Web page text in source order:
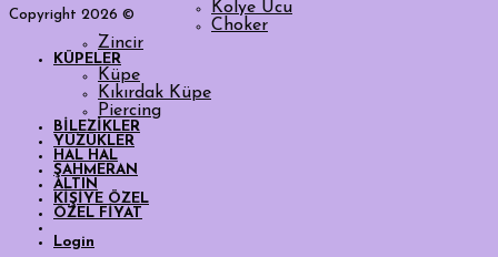
Copyright 2026 ©
Kolye Ucu
Choker
Zincir
KÜPELER
Küpe
Kıkırdak Küpe
Piercing
BİLEZİKLER
YÜZÜKLER
HAL HAL
ŞAHMERAN
ALTIN
KİŞİYE ÖZEL
ÖZEL FİYAT
Login